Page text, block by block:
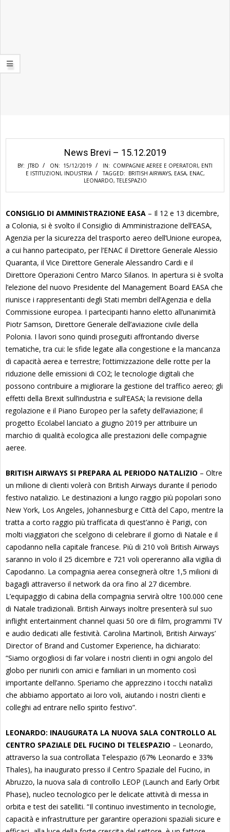
News Brevi – 15.12.2019
BY: JT8D ON: 15/12/2019 IN: COMPAGNIE AEREE E OPERATORI, ENTI
E ISTITUZIONI, INDUSTRIA TAGGED: BRITISH AIRWAYS, EASA, ENAC,
LEONARDO,TELESPAZIO
CONSIGLIO DI AMMINISTRAZIONE EASA – Il 12 e 13 dicembre,
a Colonia, si è svolto il Consiglio di Amministrazione dell’EASA,
Agenzia per la sicurezza del trasporto aereo dell’Unione europea,
a cui hanno partecipato, per l’ENAC il Direttore Generale Alessio
Quaranta, il Vice Direttore Generale Alessandro Cardi e il
Direttore Operazioni Centro Marco Silanos. In apertura si è svolta
l’elezione del nuovo Presidente del Management Board EASA che
riunisce i rappresentanti degli Stati membri dell’Agenzia e della
Commissione europea. I partecipanti hanno eletto all’unanimità
Piotr Samson, Direttore Generale dell’aviazione civile della
Polonia. I lavori sono quindi proseguiti affrontando diverse
tematiche, tra cui: le sfide legate alla congestione e la mancanza
di capacità aerea e terrestre; l’ottimizzazione delle rotte per la
riduzione delle emissioni di CO2; le tecnologie digitali che
possono contribuire a migliorare la gestione del traffico aereo; gli
effetti della Brexit sull’industria e sull’EASA; la revisione della
regolazione e il Piano Europeo per la safety dell’aviazione; il
progetto Ecolabel lanciato a giugno 2019 per attribuire un
marchio di qualità ecologica alle prestazioni delle compagnie
aeree.
BRITISH AIRWAYS SI PREPARA AL PERIODO NATALIZIO – Oltre
un milione di clienti volerà con British Airways durante il periodo
festivo natalizio. Le destinazioni a lungo raggio più popolari sono
New York, Los Angeles, Johannesburg e Città del Capo, mentre la
tratta a corto raggio più trafficata di quest’anno è Parigi, con
molti viaggiatori che scelgono di celebrare il giorno di Natale e il
capodanno nella capitale francese. Più di 210 voli British Airways
saranno in volo il 25 dicembre e 721 voli opereranno alla vigilia di
Capodanno. La compagnia aerea consegnerà oltre 1,5 milioni di
bagagli attraverso il network da ora fino al 27 dicembre.
L’equipaggio di cabina della compagnia servirà oltre 100.000 cene
di Natale tradizionali. British Airways inoltre presenterà sul suo
inflight entertainment channel quasi 50 ore di film, programmi TV
e audio dedicati alle festività. Carolina Martinoli, British Airways’
Director of Brand and Customer Experience, ha dichiarato:
“Siamo orgogliosi di far volare i nostri clienti in ogni angolo del
globo per riunirli con amici e familiari in un momento così
importante dell’anno. Speriamo che apprezzino i tocchi natalizi
che abbiamo apportato ai loro voli, aiutando i nostri clienti e
colleghi ad entrare nello spirito festivo”.
LEONARDO: INAUGURATA LA NUOVA SALA CONTROLLO AL
CENTRO SPAZIALE DEL FUCINO DI TELESPAZIO – Leonardo,
attraverso la sua controllata Telespazio (67% Leonardo e 33%
Thales), ha inaugurato presso il Centro Spaziale del Fucino, in
Abruzzo, la nuova sala di controllo LEOP (Launch and Early Orbit
Phase), nucleo tecnologico per le delicate attività di messa in
orbita e test dei satelliti. “Il continuo investimento in tecnologie,
capacità e infrastrutture per garantire operazioni spaziali sicure e